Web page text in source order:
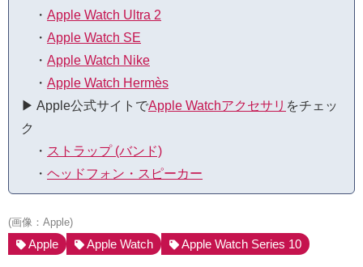
・ Apple Watch Ultra 2
・ Apple Watch SE
・ Apple Watch Nike
・ Apple Watch Hermès
▶︎ Apple公式サイトでApple Watchアクセサリ をチェッ
ク
・ ストラップ (バンド)
・ ヘッドフォン・スピーカー
(画像：Apple)
Apple Apple Watch Apple Watch Series 10